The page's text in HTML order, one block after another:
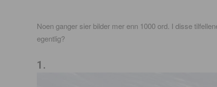
Noen ganger sier bilder mer enn 1000 ord. I disse
egentlig?
1.